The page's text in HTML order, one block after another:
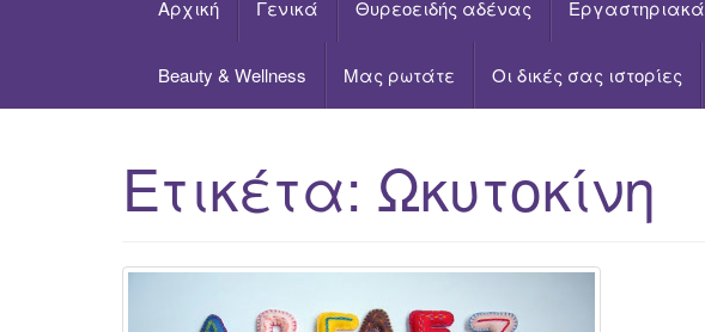
Αρχική Γενικά Θυρεοειδής αδένας Εργαστηριακά
Beauty & Wellness Μας ρωτάτε Οι δικές σας ιστορίες
Ετικέτα: Ωκυτοκίνη